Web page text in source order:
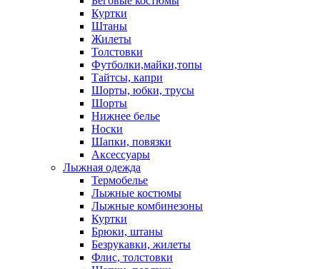
Куртки
Штаны
Жилеты
Толстовки
Футболки,майки,топы
Тайтсы, капри
Шорты, юбки, трусы
Шорты
Нижнее белье
Носки
Шапки, повязки
Аксессуары
Лыжная одежда
Термобелье
Лыжные костюмы
Лыжные комбинезоны
Куртки
Брюки, штаны
Безрукавки, жилеты
Флис, толстовки